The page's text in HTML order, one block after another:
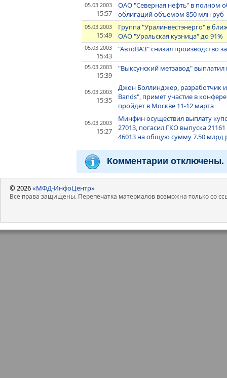
05.03.2003
15:57
ОАО "Северная нефть" в полном
облигаций объемом 850 млн руб
05.03.2003
15:49
Группа "Уралинвестэнерго" в
ОАО "Уральская кузница" до 91%
05.03.2003
15:43
"АвтоВАЗ" снизил производство
05.03.2003
15:39
"Выксунский метзавод"
05.03.2003
15:35
Джон Боллинджер, разработчик
Bands", примет участие в
пройдет в Москве 11-12 марта
05.03.2003
15:27
Минфин осуществил выплату
27013, погасил ГКО выпуска
46013 на общую сумму 7.50 млрд
Комментарии отключены.
© 2026«МФД-ИнфоЦентр»
Все права защищены. Перепечатка материалов возможна только со